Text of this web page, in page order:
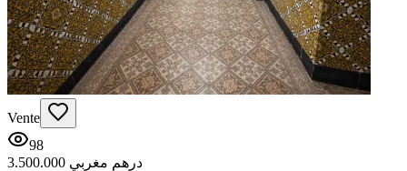
Vente
98
3.500.000 درهم مغربي